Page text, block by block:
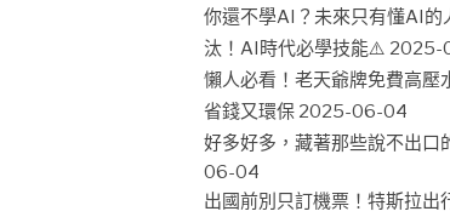
你還不學AI？未來只有懂AI的
汰！AI時代必學技能⚠️ 2025-
懶人必看！老天爺牌免費高壓
省錢又環保 2025-06-04
好多好多，藏著那些說不出口
06-04
出國前別只訂機票！特斯拉出